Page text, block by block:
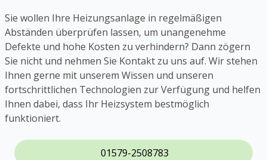
Sie wollen Ihre Heizungsanlage in regelmäßigen
Abständen überprüfen lassen, um unangenehme
Defekte und hohe Kosten zu verhindern? Dann zögern
Sie nicht und nehmen Sie Kontakt zu uns auf. Wir stehen
Ihnen gerne mit unserem Wissen und unseren
fortschrittlichen Technologien zur Verfügung und helfen
Ihnen dabei, dass Ihr Heizsystem bestmöglich
funktioniert.
01579-2508783